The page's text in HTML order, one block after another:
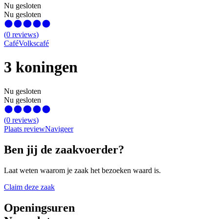
Nu gesloten
Nu gesloten
(0 reviews)
CaféVolkscafé
3 koningen
Nu gesloten
Nu gesloten
(0 reviews)
Plaats reviewNavigeer
Ben jij de zaakvoerder?
Laat weten waarom je zaak het bezoeken waard is.
Claim deze zaak
Openingsuren